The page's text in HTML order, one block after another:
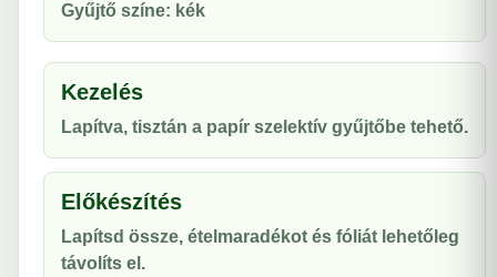
Gyűjtő színe: kék
Kezelés
Lapítva, tisztán a papír szelektív gyűjtőbe tehető.
Előkészítés
Lapítsd össze, ételmaradékot és fóliát lehetőleg
távolíts el.